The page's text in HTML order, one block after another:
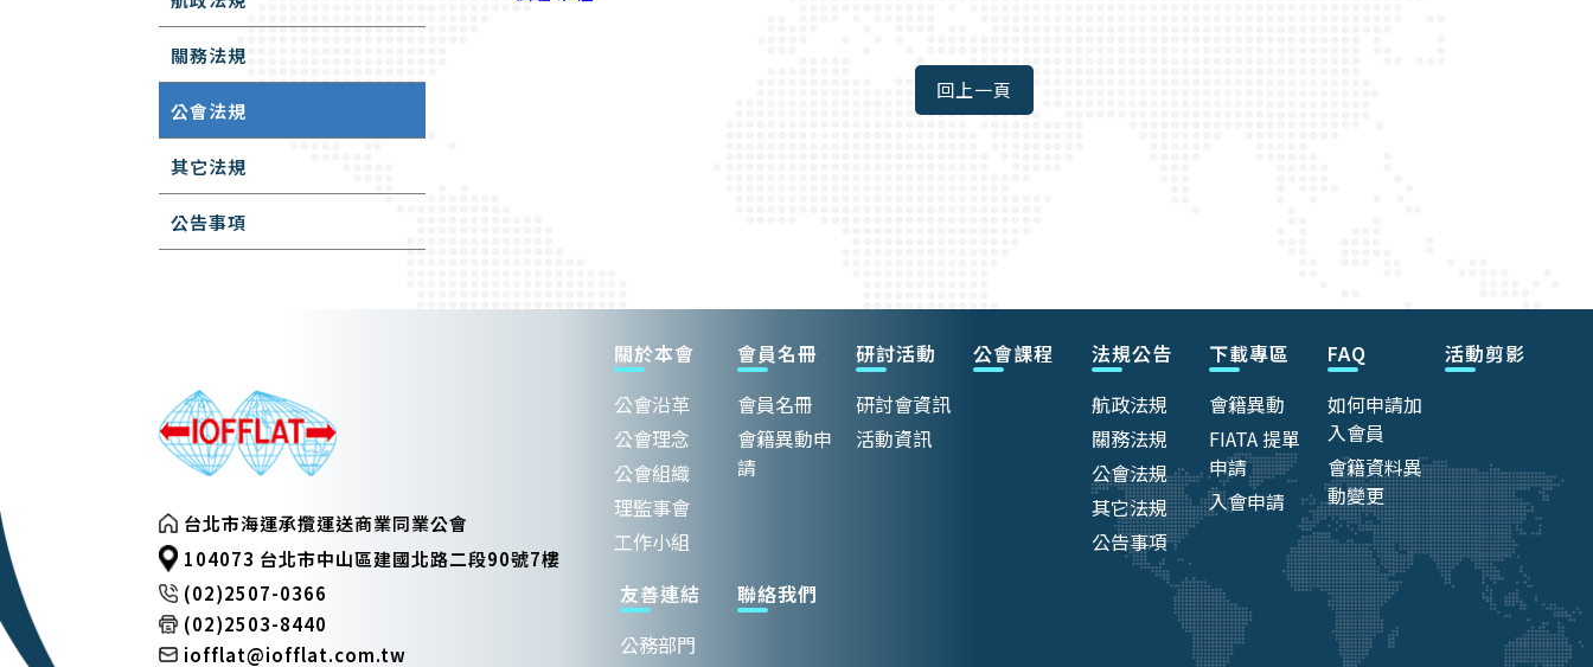
關務法規
公會法規
其它法規
公告事項
台北市海運承攬運送商業同業公會
104073 台北市中山區建國北路二段90號7樓
(02)2507-0366
(02)2503-8440
iofflat@iofflat.com.tw
關於本會
公會沿革
公會理念
公會組織
理監事會
工作小組
會員名冊
會員名冊
會籍異動申
請
研討活動
研討會資訊
活動資訊
公會課程
法規公告
航政法規
關務法規
公會法規
其它法規
公告事項
下載專區
會籍異動
FIATA 提單
申請
入會申請
FAQ
如何申請加
入會員
會籍資料異
動變更
活動剪影
友善連結
公務部門
聯絡我們